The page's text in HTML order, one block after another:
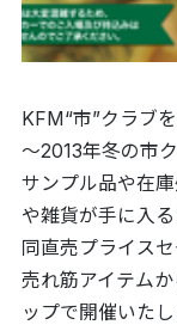
KFM“市”クラブ
～2013年冬の市
サンプル品や在
や雑貨が手に入
同直売プライスセ
売れ筋アイテム
ップで開催いたし